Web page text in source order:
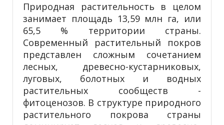
Природная растительность в целом
занимает площадь 13,59 млн га, или
65,5 % территории страны.
Современный растительный покров
представлен сложным сочетанием
лесных, древесно-кустарниковых,
луговых, болотных и водных
растительных сообществ -
фитоценозов. В структуре природного
растительного покрова страны